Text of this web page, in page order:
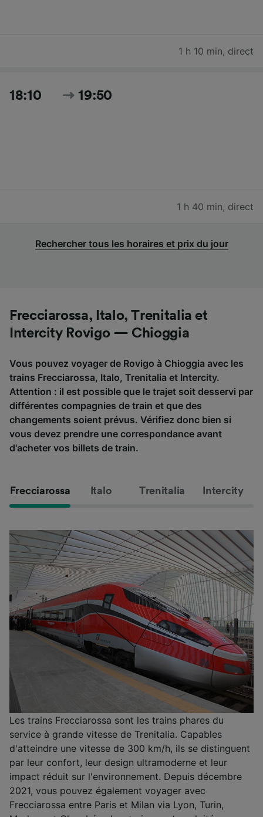
1 h 10 min, direct
18:10 19:50
1 h 40 min, direct
Rechercher tous les horaires et prix du jour
Frecciarossa, Italo, Trenitalia et
Intercity Rovigo — Chioggia
Vous pouvez voyager de Rovigo à Chioggia avec les
trains Frecciarossa, Italo, Trenitalia et Intercity.
Attention : il est possible que le trajet soit desservi par
différentes compagnies de train et que des
changements soient prévus. Vérifiez donc bien si
vous devez prendre une correspondance avant
d'acheter vos billets de train.
Frecciarossa Italo Trenitalia Intercity
Les trains Frecciarossa sont les trains phares du
service à grande vitesse de Trenitalia. Capables
d'atteindre une vitesse de 300 km/h, ils se distinguent
par leur confort, leur design ultramoderne et leur
impact réduit sur l'environnement. Depuis décembre
2021, vous pouvez également voyager avec
Frecciarossa entre Paris et Milan via Lyon, Turin,